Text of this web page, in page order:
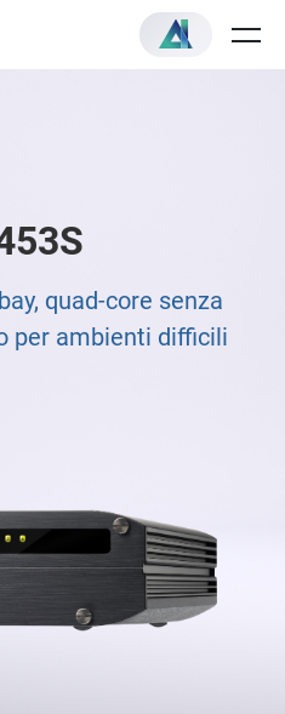
quad-core senza
per ambienti difficili